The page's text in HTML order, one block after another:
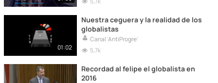
01:02
Nuestra ceguera y la realidad de los
globalistas
Canal 'AntiProgre'
5,7k
Recordad al felipe el globalista en
2016